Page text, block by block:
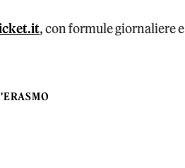
, con formule giornaliere e